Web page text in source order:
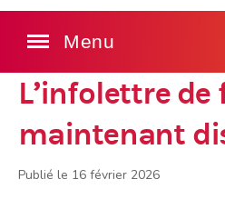
L’infolettre de
maintenant
Publié le 16 février 2026